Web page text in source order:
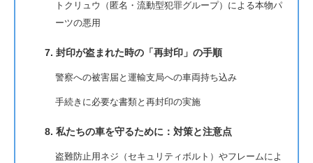
トクリュウ（匿名・流動型犯罪グループ）による本物パ
ーツの悪用
7. 封印が盗まれた時の「再封印」の手順
警察への被害届と運輸支局への車両持ち込み
手続きに必要な書類と再封印の実施
8. 私たちの車を守るために：対策と注意点
盗難防止用ネジ（セキュリティボルト）やフレームによ